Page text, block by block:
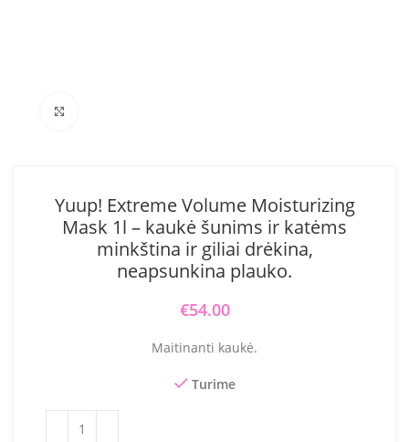
Yuup! Extreme Volume Moisturizing
Mask 1l – kaukė šunims ir katėms
minkština ir giliai drėkina,
neapsunkina plauko.
€54.00
Maitinanti kaukė.
Turime